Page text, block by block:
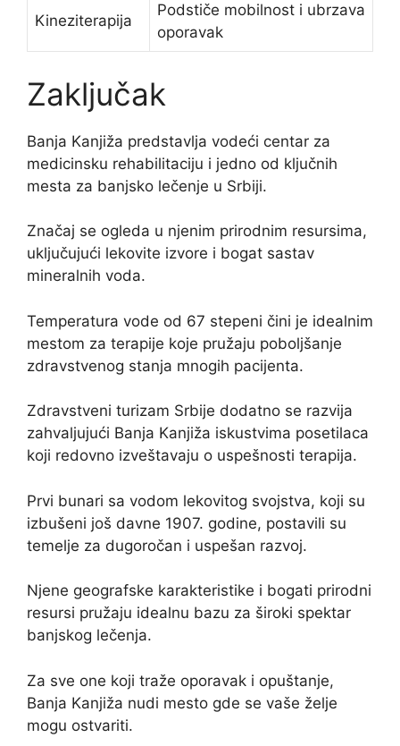
Kineziterapija
Podstiče mobilnost i ubrzava
oporavak
Zaključak
Banja Kanjiža predstavlja vodeći centar za
medicinsku rehabilitaciju i jedno od ključnih
mesta za banjsko lečenje u Srbiji.
Značaj se ogleda u njenim prirodnim resursima,
uključujući lekovite izvore i bogat sastav
mineralnih voda.
Temperatura vode od 67 stepeni čini je idealnim
mestom za terapije koje pružaju poboljšanje
zdravstvenog stanja mnogih pacijenta.
Zdravstveni turizam Srbije dodatno se razvija
zahvaljujući Banja Kanjiža iskustvima posetilaca
koji redovno izveštavaju o uspešnosti terapija.
Prvi bunari sa vodom lekovitog svojstva, koji su
izbušeni još davne 1907. godine, postavili su
temelje za dugoročan i uspešan razvoj.
Njene geografske karakteristike i bogati prirodni
resursi pružaju idealnu bazu za široki spektar
banjskog lečenja.
Za sve one koji traže oporavak i opuštanje,
Banja Kanjiža nudi mesto gde se vaše želje
mogu ostvariti.